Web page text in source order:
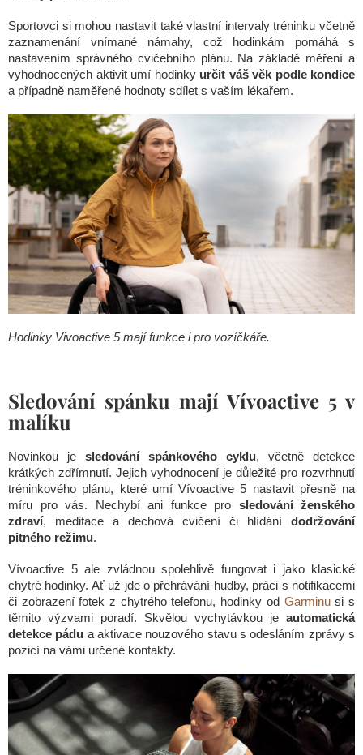
Sportovci si mohou nastavit také vlastní intervaly tréninku včetně
zaznamenání vnímané námahy, což hodinkám pomáhá s
nastavením správného cvičebního plánu. Na základě měření a
vyhodnocených aktivit umí hodinky určit váš věk podle kondice
a případně naměřené hodnoty sdílet s vaším lékařem.
Hodinky Vivoactive 5 mají funkce i pro vozíčkáře.
Sledování spánku mají Vívoactive 5 v
malíku
Novinkou je sledování spánkového cyklu, včetně detekce
krátkých zdřímnutí. Jejich vyhodnocení je důležité pro rozvrhnutí
tréninkového plánu, které umí Vívoactive 5 nastavit přesně na
míru pro vás. Nechybí ani funkce pro sledování ženského
zdraví, meditace a dechová cvičení či hlídání dodržování
pitného režimu.
Vívoactive 5 ale zvládnou spolehlivě fungovat i jako klasické
chytré hodinky. Ať už jde o přehrávání hudby, práci s notifikacemi
či zobrazení fotek z chytrého telefonu, hodinky od Garminusi s
těmito výzvami poradí. Skvělou vychytávkou je automatická
detekce pádu a aktivace nouzového stavu s odesláním zprávy s
pozicí na vámi určené kontakty.